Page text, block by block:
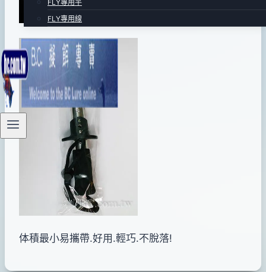
FLY專用竿
FLY專用線
03
月
28
日
体積最小易攜帶.好用.輕巧.不脫落!